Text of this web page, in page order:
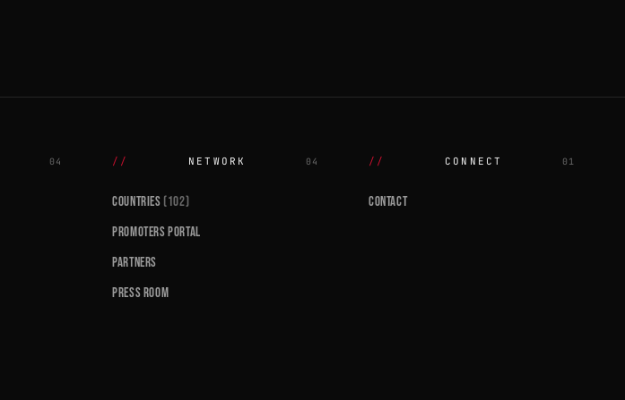
04 NETWORK 04
COUNTRIES (102)
PROMOTERS PORTAL
PARTNERS
PRESS ROOM
CONNECT 01
CONTACT